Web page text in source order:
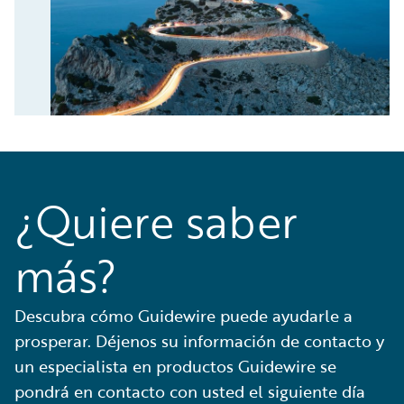
¿Quiere saber
más?
Descubra cómo Guidewire puede ayudarle a
prosperar. Déjenos su información de contacto y
un especialista en productos Guidewire se
pondrá en contacto con usted el siguiente día